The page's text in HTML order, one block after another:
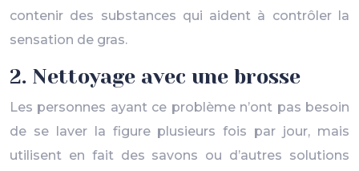
contenir des substances qui aident à contrôler la
sensation de gras.
2. Nettoyage avec une brosse
Les personnes ayant ce problème n’ont pas besoin
de se laver la figure plusieurs fois par jour, mais
utilisent en fait des savons ou d’autres solutions